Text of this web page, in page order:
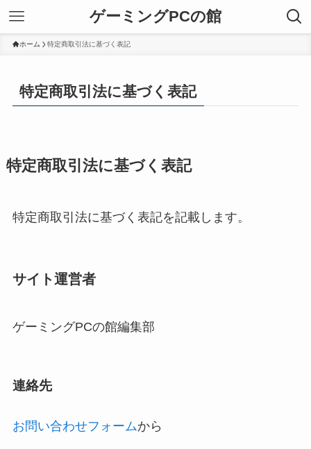
ゲーミングPCの館
ホーム 特定商取引法に基づく表記
特定商取引法に基づく表記
特定商取引法に基づく表記
特定商取引法に基づく表記を記載します。
サイト運営者
ゲーミングPCの館編集部
連絡先
お問い合わせフォームから